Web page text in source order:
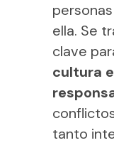
ella. Se
clave
cultura
tanto